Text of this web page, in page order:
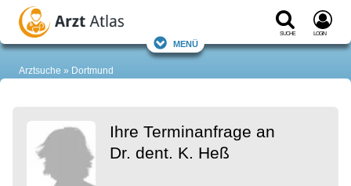
Suche Login
Menü
Arztsuche Dortmund
Ihre Terminanfrage an
Dr. dent. K. Heß